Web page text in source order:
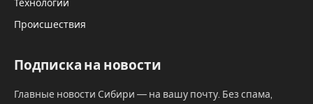
Технологии
Происшествия
Подписка на новости
Главные новости Сибири — на вашу почту. Без спама,